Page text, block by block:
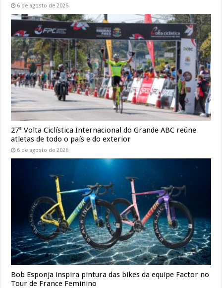
6 de agosto de 2026
27ª Volta Ciclística Internacional do Grande ABC reúne
atletas de todo o país e do exterior
6 de agosto de 2026
Bob Esponja inspira pintura das bikes da equipe Factor no
Tour de France Feminino